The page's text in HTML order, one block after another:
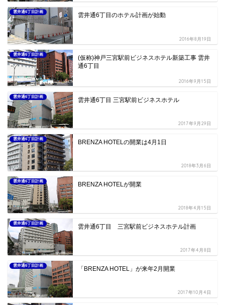
雲井通6丁目計画 雲井通6丁目のホテル計画が始動
2016年8月19日
雲井通6丁目計画
(仮称)神戸三宮駅前ビジネスホテル新築工事 雲井
通6丁目
2016年9月15日
雲井通6丁目計画 雲井通6丁目 三宮駅前ビジネスホテル
2017年9月29日
雲井通6丁目計画 BRENZA HOTELの開業は4月1日
2018年3月6日
雲井通6丁目計画 BRENZA HOTELが開業
2018年4月15日
雲井通6丁目計画 雲井通6丁目 三宮駅前ビジネスホテル計画
2017年4月8日
雲井通6丁目計画 「BRENZA HOTEL」が来年2月開業
2017年10月4日